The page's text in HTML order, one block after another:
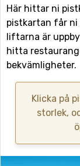
Här hittar ni
pistkartan får ni
liftarna är
hitta
bekvämligheter.
Klicka på
storlek,